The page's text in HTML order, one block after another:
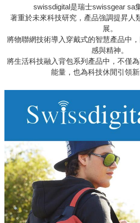
swissdigital是瑞士swissgear sa
著重於未來科技研究，產品強調提昇人
展。
將物聯網技術導入穿戴式的智慧產品中
感與精神。
將生活科技融入背包系列產品中，不僅
能量，也為科技休閒引領新